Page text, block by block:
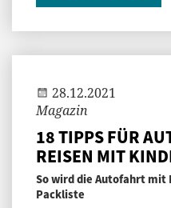
28.12.2021
Magazin
18 TIPPS FÜR
REISEN MIT
So wird die Autofahrt mit
Packliste